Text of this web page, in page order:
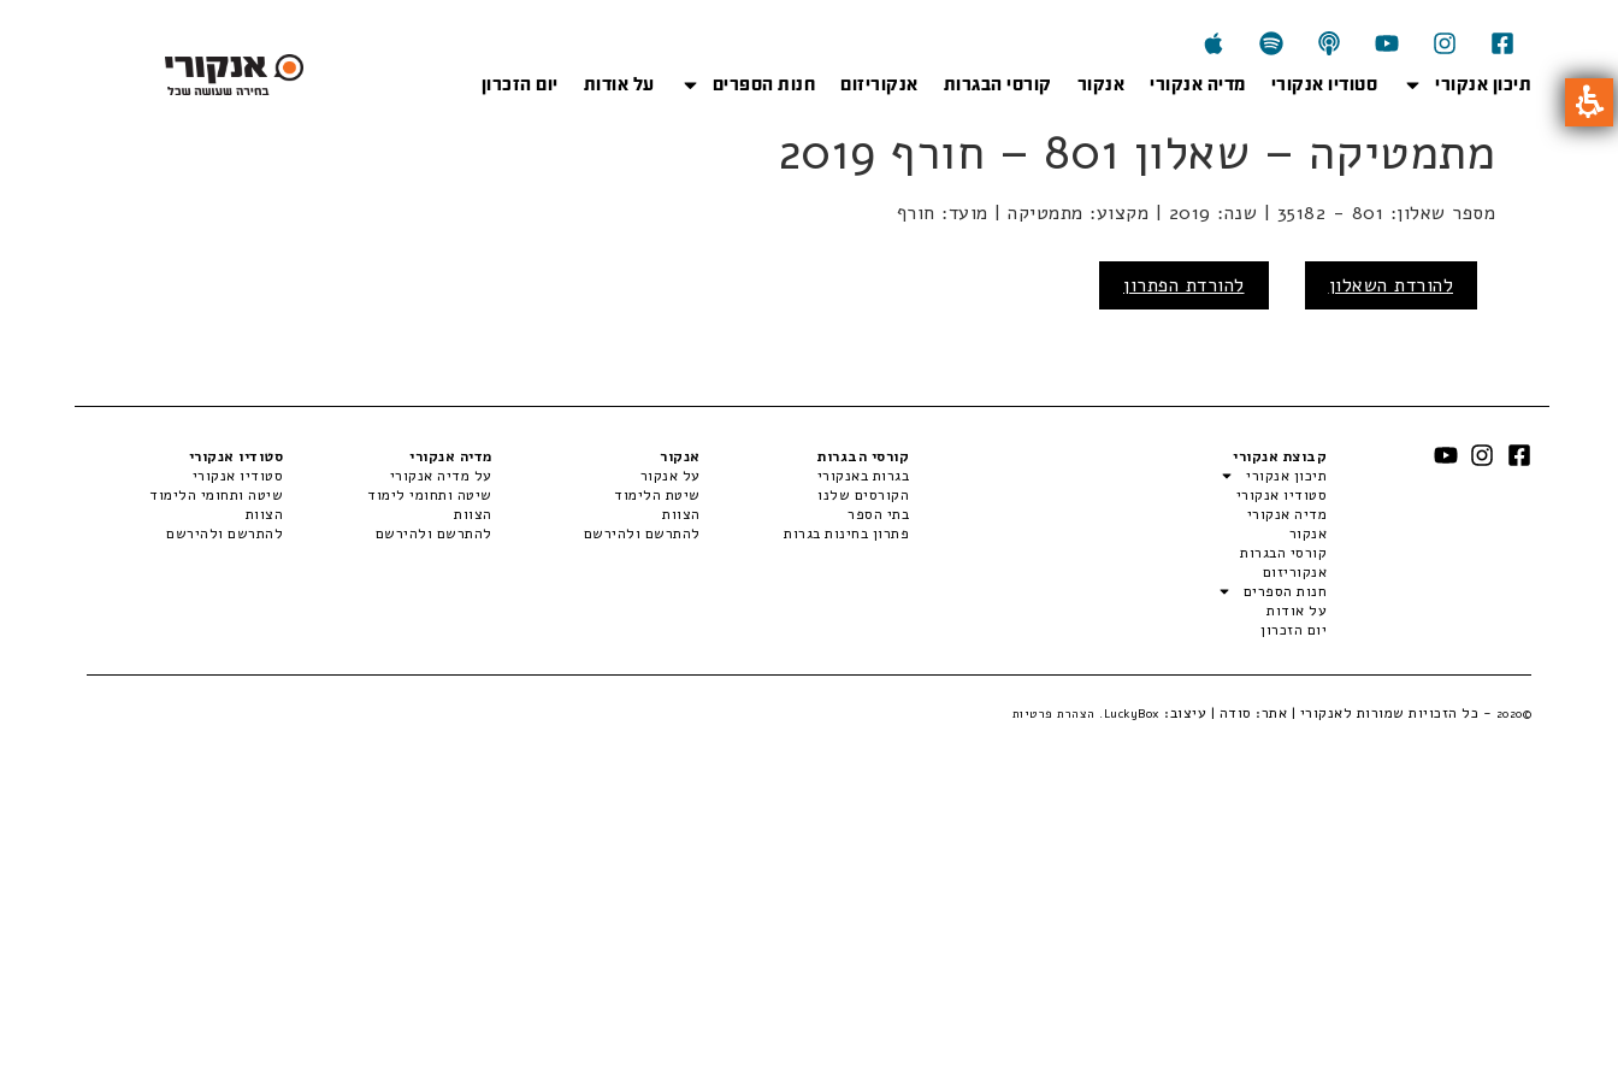
תיכון אנקורי סטודיו אנקורי מדיה אנקורי אנקור קורסי הבגרות אנקוריזום חנות הספרים על אודות יום הזכרון
מתמטיקה – שאלון 801 – חורף 2019
מספר שאלון: 801 - 35182 | שנה: 2019 | מקצוע: מתמטיקה | מועד: חורף
להורדת השאלון להורדת הפתרון
קבוצת אנקורי
תיכון אנקורי
סטודיו אנקורי
מדיה אנקורי
אנקור
קורסי הבגרות
אנקוריזום
חנות הספרים
על אודות
יום הזכרון
קורסי הבגרות
בגרות באנקורי
הקורסים שלנו
בתי הספר
פתרון בחינות בגרות
אנקור
על אנקור
שיטת הלימוד
הצוות
להתרשם ולהירשם
מדיה אנקורי
על מדיה אנקורי
שיטה ותחומי לימוד
הצוות
להתרשם ולהירשם
סטודיו אנקורי
סטודיו אנקורי
שיטה ותחומי הלימוד
הצוות
להתרשם ולהירשם
©2020 - כל הזכויות שמורות לאנקורי | אתר: סודה | עיצוב: LuckyBox. הצהרת פרטיות